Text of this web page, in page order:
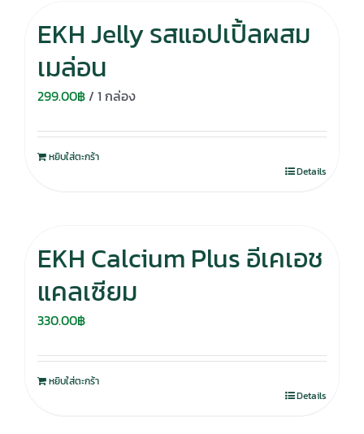
EKH Jelly รสแอปเปิ้ลผสม
เมล่อน
299.00฿/ 1 กล่อง
หยิบใส่ตะกร้า
Details
EKH Calcium Plus อีเคเอช
แคลเซียม
330.00฿
หยิบใส่ตะกร้า
Details